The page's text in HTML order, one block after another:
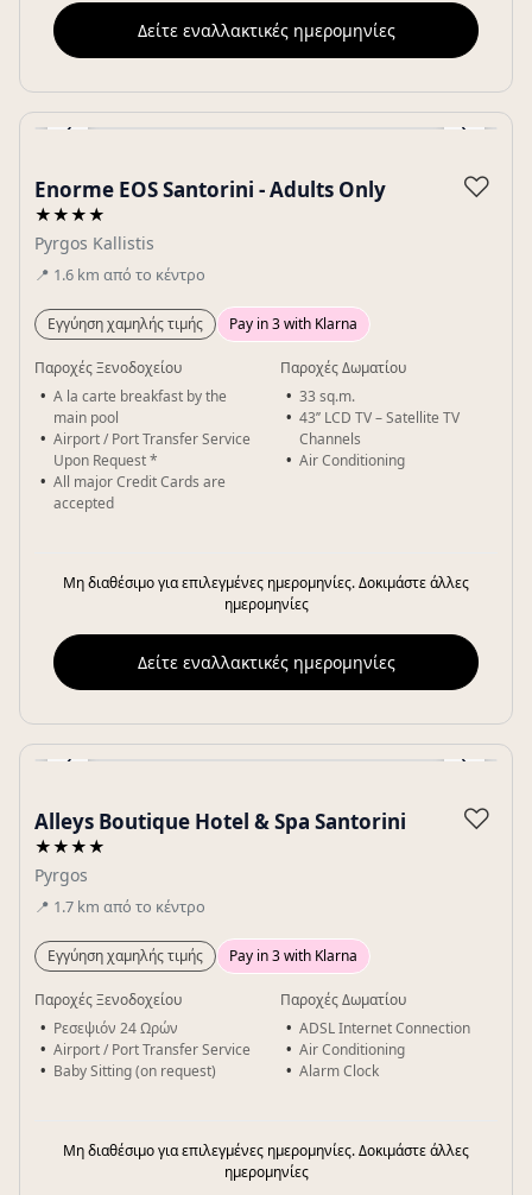
Δείτε εναλλακτικές ημερομηνίες
‹ ›
Enorme EOS Santorini - Adults Only
★★★★
Pyrgos Kallistis
📍 1.6 km από το κέντρο
♡
Εγγύηση χαμηλής τιμής Pay in 3 with Klarna
Παροχές Ξενοδοχείου
A la carte breakfast by the
main pool
Airport / Port Transfer Service
Upon Request *
All major Credit Cards are
accepted
Παροχές Δωματίου
33 sq.m.
43’’ LCD TV – Satellite TV
Channels
Air Conditioning
Μη διαθέσιμο για επιλεγμένες ημερομηνίες. Δοκιμάστε άλλες
ημερομηνίες
Δείτε εναλλακτικές ημερομηνίες
‹ ›
Alleys Boutique Hotel & Spa Santorini
★★★★
Pyrgos
📍 1.7 km από το κέντρο
♡
Εγγύηση χαμηλής τιμής Pay in 3 with Klarna
Παροχές Ξενοδοχείου
Ρεσεψιόν 24 Ωρών
Airport / Port Transfer Service
Baby Sitting (on request)
Παροχές Δωματίου
ADSL Internet Connection
Air Conditioning
Alarm Clock
Μη διαθέσιμο για επιλεγμένες ημερομηνίες. Δοκιμάστε άλλες
ημερομηνίες